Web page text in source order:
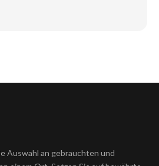
an gebrauchten und